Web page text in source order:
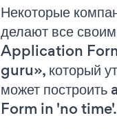
Некоторые
делают все
Application
guru», который
может
Form in 'no time'.